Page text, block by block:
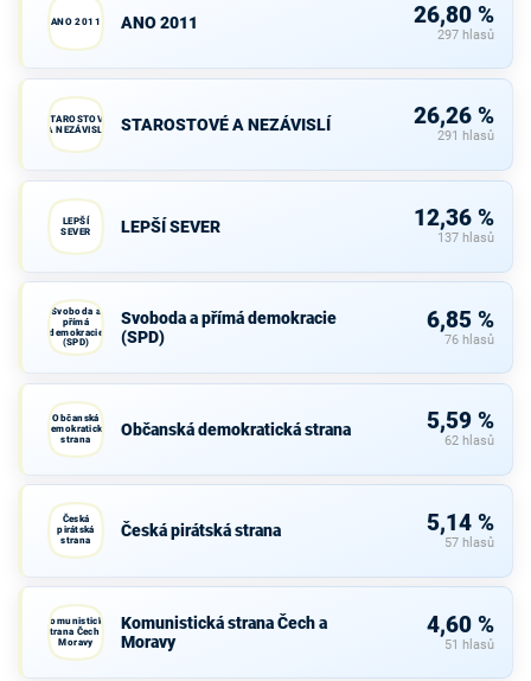
ANO 2011 ANO 2011 26,80 %
297 hlasů
STAROSTOVÉ
A NEZÁVISLÍ
STAROSTOVÉ A NEZÁVISLÍ 26,26 %
291 hlasů
LEPŠÍ
SEVER
LEPŠÍ SEVER 12,36 %
137 hlasů
Svoboda a
přímá
demokracie
(SPD)
Svoboda a přímá demokracie
(SPD)
6,85 %
76 hlasů
Občanská
demokratická
strana
Občanská demokratická strana 5,59 %
62 hlasů
Česká
pirátská
strana
Česká pirátská strana 5,14 %
57 hlasů
Komunistická
strana Čech a
Moravy
Komunistická strana Čech a
Moravy
4,60 %
51 hlasů